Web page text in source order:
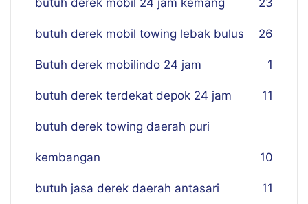
butuh derek mobil 24 jam kemang 23
butuh derek mobil towing lebak bulus 26
Butuh derek mobilindo 24 jam 1
butuh derek terdekat depok 24 jam 11
butuh derek towing daerah puri
kembangan 10
butuh jasa derek daerah antasari 11